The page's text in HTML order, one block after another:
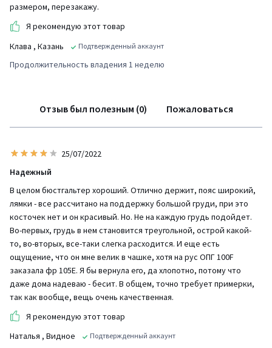
размером, перезакажу.
Я рекомендую этот товар
Клава , Казань Подтвержденный аккаунт
Продолжительность владения 1 неделю
Отзыв был полезным (0) Пожаловаться
25/07/2022
Надежный
В целом бюстгальтер хороший. Отлично держит, пояс широкий,
лямки - все рассчитано на поддержку большой груди, при это
косточек нет и он красивый. Но. Не на каждую грудь подойдет.
Во-первых, грудь в нем становится треугольной, острой какой-
то, во-вторых, все-таки слегка расходится. И еще есть
ощущение, что он мне велик в чашке, хотя на рус ОПГ 100F
заказала фр 105Е. Я бы вернула его, да хлопотно, потому что
даже дома надеваю - бесит. В общем, точно требует примерки,
так как вообще, вещь очень качественная.
Я рекомендую этот товар
Наталья , Видное Подтвержденный аккаунт